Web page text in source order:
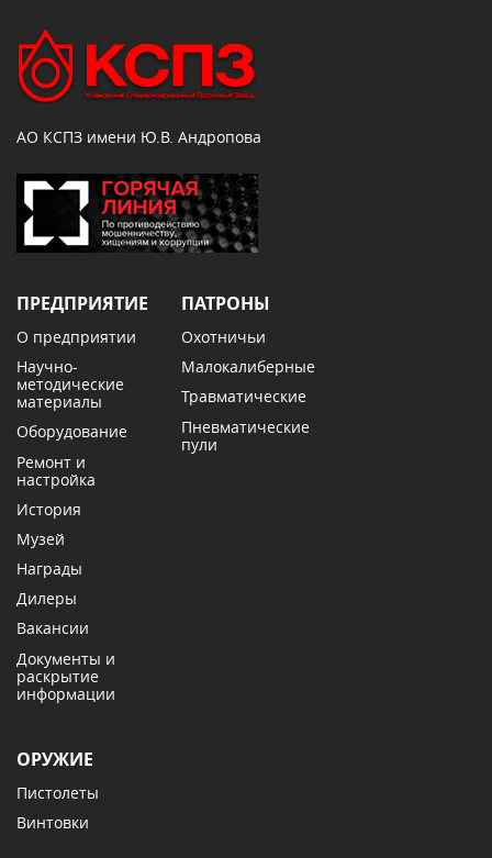
АО КСПЗ имени Ю.В. Андропова
ПРЕДПРИЯТИЕ
О предприятии
Научно-
методические
материалы
Оборудование
Ремонт и
настройка
История
Музей
Награды
Дилеры
Вакансии
Документы и
раскрытие
информации
ПАТРОНЫ
Охотничьи
Малокалиберные
Травматические
Пневматические
пули
ОРУЖИЕ
Пистолеты
Винтовки